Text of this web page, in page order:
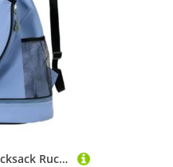
APLVFFZH Tennisrucksack Rucksack Tennistasche Sporttasche mit Organisiertem Schuhfach Aus Widerstandsfähigem Nylon für Männer Frauen Sport Arbeitsweg, Blau